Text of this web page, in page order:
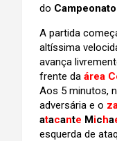
do
A partida
altíssima
avança
frente da área
Aos 5 minutos,
adversária e o
atacante Micha
esquerda de